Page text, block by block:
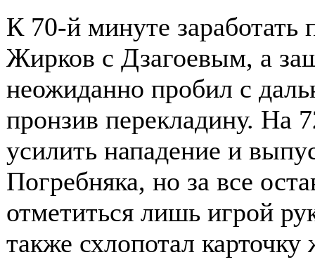
К 70-й минуте
Жирков с Дзагоевым, а
неожиданно пробил с
пронзив перекладину. На
усилить нападение и
Погребняка, но за все
отметиться лишь игрой
также схлопотал